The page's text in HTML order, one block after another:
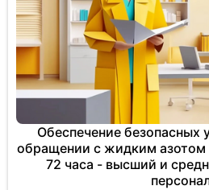
Обеспечение безопасных
обращении с жидким
72 часа - высший и